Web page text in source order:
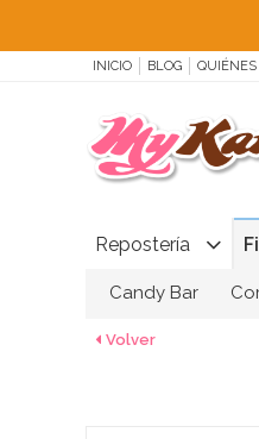
INICIO BLOG QUIÉNES
Repostería
Candy Bar
Volver